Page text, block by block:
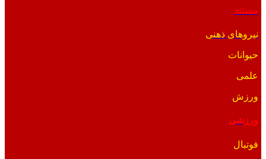
مستند
نیروهای ذهنی
حیوانات
علمی
ورزش
ورزشی
فوتبال